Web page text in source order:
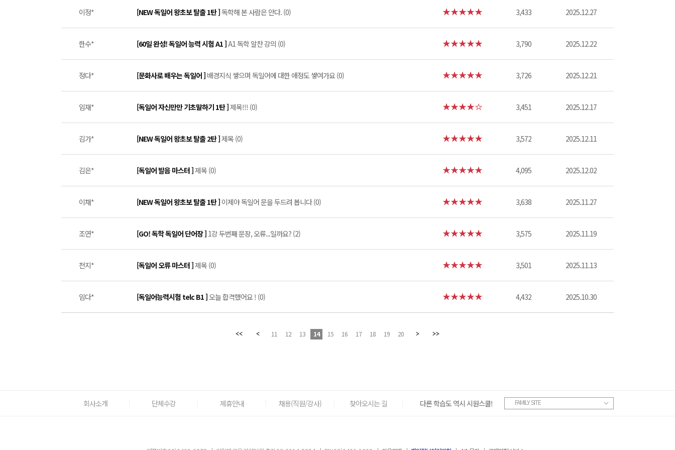
이정* [NEW 독일어 왕초보 탈출 1탄 ]독학해 본 사람은 안다. (0) 3,433 2025.12.27
한수* [60일 완성! 독일어 능력 시험 A1 ]A1 독학 알찬 강의 (0) 3,790 2025.12.22
정다* [문화사로 배우는 독일어 ] 배경지식 쌓으며 독일어에 대한 애정도 쌓여가요 (0) 3,726 2025.12.21
임재* [독일어 자신만만 기초말하기 1탄 ]제목!!! (0) 3,451 2025.12.17
김가* [NEW 독일어 왕초보 탈출 2탄 ]제목 (0) 3,572 2025.12.11
김은* [독일어 발음 마스터 ]제목 (0) 4,095 2025.12.02
이채* [NEW 독일어 왕초보 탈출 1탄 ] 이제야 독일어 문을 두드려 봅니다 (0) 3,638 2025.11.27
조연* [GO! 독학 독일어 단어장 ] 1강 두번째 문장, 오류...일까요? (2) 3,575 2025.11.19
천지* [독일어 오류 마스터 ]제목 (0) 3,501 2025.11.13
임다* [독일어능력시험 telc B1 ]오늘 합격했어요 ! (0) 4,432 2025.10.30
11 12 13 14 15 16 17 18 19 20
회사소개 단체수강 제휴안내 채용(직원/강사) 찾아오시는 길 다른 학습도 역시 시원스쿨! FAMILY SITE